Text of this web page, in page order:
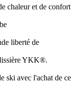
chaleur et de confort
liberté de
YKK®.
ski avec l'achat de ce